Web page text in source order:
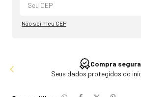
Não sei meu CEP
Compra segura
Seus dados protegidos do